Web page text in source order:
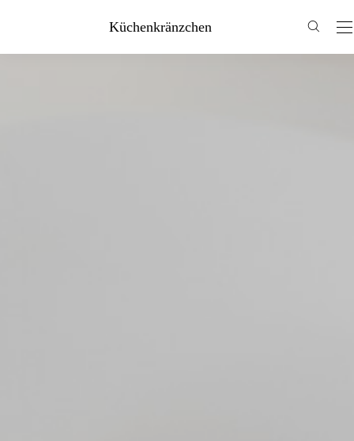
Küchenkränzchen